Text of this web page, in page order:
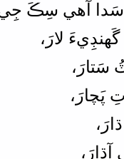
سَدا آھي سِڪَ
گَهنڊِيءَ لارَ،
سَتارَ،
پَچارَ،
ڌارَ،
آڌارَ،